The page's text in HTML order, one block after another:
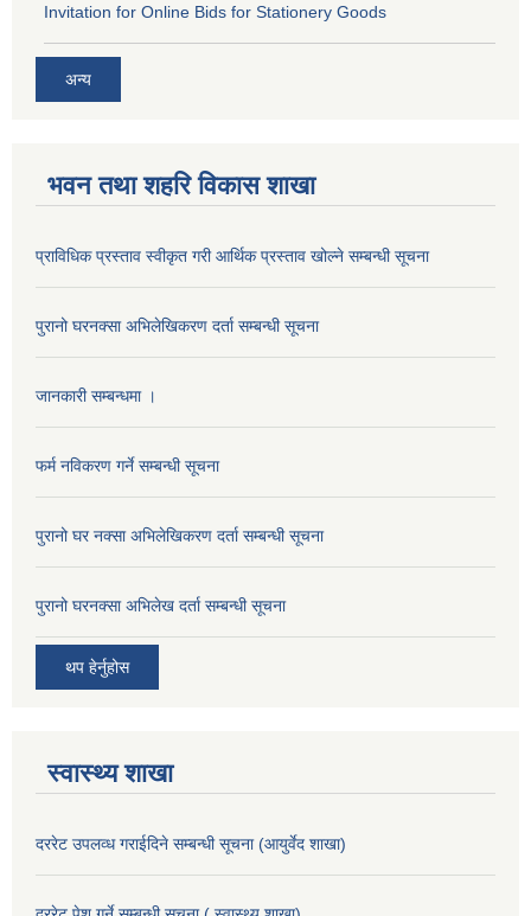
Invitation for Online Bids for Stationery Goods
अन्य
भवन तथा शहरि विकास शाखा
प्राविधिक प्रस्ताव स्वीकृत गरी आर्थिक प्रस्ताव खोल्ने सम्बन्धी सूचना
पुरानो घरनक्सा अभिलेखिकरण दर्ता सम्बन्धी सूचना
जानकारी सम्बन्धमा ।
फर्म नविकरण गर्ने सम्बन्धी सूचना
पुरानो घर नक्सा अभिलेखिकरण दर्ता सम्बन्धी सूचना
पुरानो घरनक्सा अभिलेख दर्ता सम्बन्धी सूचना
थप हेर्नुहोस
स्वास्थ्य शाखा
दररेट उपलव्ध गराईदिने सम्बन्धी सूचना (आयुर्वेद शाखा)